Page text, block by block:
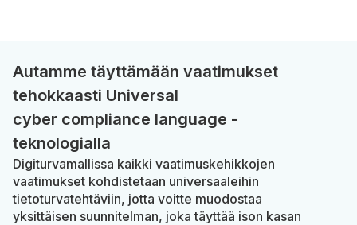
Autamme täyttämään vaatimukset
tehokkaasti Universal
cyber compliance language -
teknologialla
Digiturvamallissa kaikki vaatimuskehikkojen
vaatimukset kohdistetaan universaaleihin
tietoturvatehtäviin, jotta voitte muodostaa
yksittäisen suunnitelman, joka täyttää ison kasan